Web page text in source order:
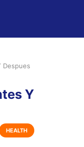
Despues
Y
HEALTH